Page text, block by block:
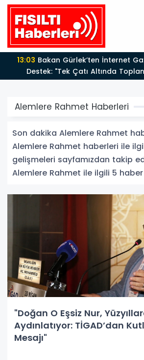
13:03
Destek: "Tek Çatı Altında
Düzenlemeye
Alemlere Rahmet Haberleri
Son dakika Alemlere Rahmet
Alemlere Rahmet haberleri ile
gelişmeleri sayfamızdan takip
Alemlere Rahmet ile ilgili 5
"Doğan O Eşsiz Nur,
Aydınlatıyor: TİGAD’dan
Mesajı"